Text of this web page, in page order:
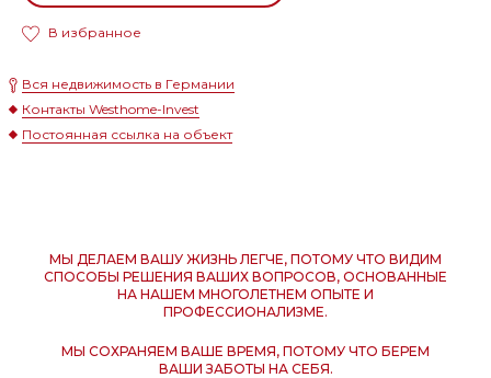
В избранное
Вся недвижимость в Германии
Контакты Westhome-Invest
Постоянная ссылка на объект
МЫ ДЕЛАЕМ ВАШУ ЖИЗНЬ ЛЕГЧЕ, ПОТОМУ ЧТО ВИДИМ
СПОСОБЫ РЕШЕНИЯ ВАШИХ ВОПРОСОВ, ОСНОВАННЫЕ
НА НАШЕМ МНОГОЛЕТНЕМ ОПЫТЕ И
ПРОФЕССИОНАЛИЗМЕ.
МЫ СОХРАНЯЕМ ВАШЕ ВРЕМЯ, ПОТОМУ ЧТО БЕРЕМ
ВАШИ ЗАБОТЫ НА СЕБЯ.